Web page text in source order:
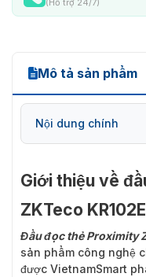
Mô tả sản phẩm
Nội dung chính
Giới thiệu về
ZKTeco KR102E
Đầu đọc thẻ Proximity
sản phẩm công nghệ
được VietnamSmart